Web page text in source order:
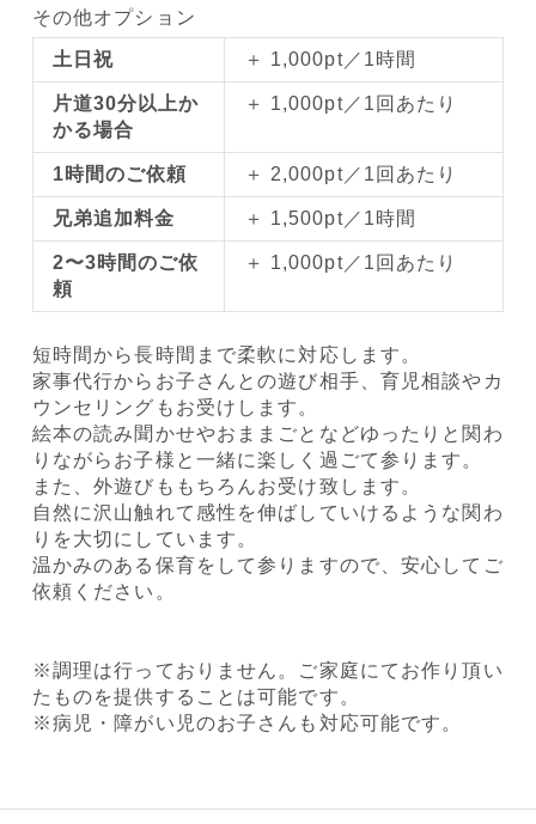
その他オプション
土日祝 ＋ 1,000pt／1時間
片道30分以上か
かる場合
＋ 1,000pt／1回あたり
1時間のご依頼 ＋ 2,000pt／1回あたり
兄弟追加料金 ＋ 1,500pt／1時間
2〜3時間のご依
頼
＋ 1,000pt／1回あたり
短時間から長時間まで柔軟に対応します。
家事代行からお子さんとの遊び相手、育児相談やカ
ウンセリングもお受けします。
絵本の読み聞かせやおままごとなどゆったりと関わ
りながらお子様と一緒に楽しく過ごて参ります。
また、外遊びももちろんお受け致します。
自然に沢山触れて感性を伸ばしていけるような関わ
りを大切にしています。
温かみのある保育をして参りますので、安心してご
依頼ください。
※調理は行っておりません。ご家庭にてお作り頂い
たものを提供することは可能です。
※病児・障がい児のお子さんも対応可能です。